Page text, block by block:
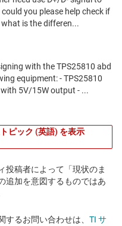
ピック (英語) を表示
投稿者によって「現状のま
追加を意図するものではあ
るお問い合わせは、 TI サ